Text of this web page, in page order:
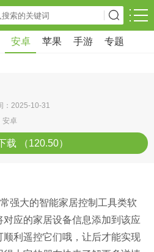
安卓 苹果 手游 专题
2025-10-31
卓
载 （120.50）
强大的智能家居控制工具类软
应的家居设备信息添加到该应
利遥控它们哦，让后才能实现